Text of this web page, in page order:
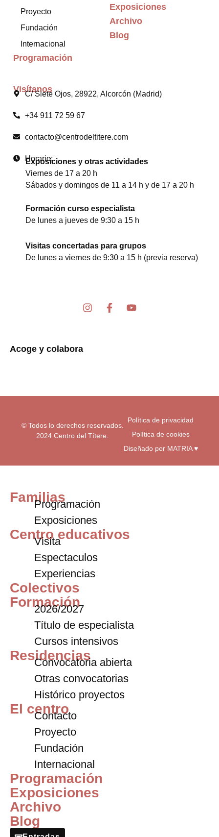
Visítanos
C/ Siete Ojos, 28922, Alcorcón (Madrid)
+34 911 72 59 67
contacto@centrodeltitere.com
Horario:
Exposiciones y otras actividades
Viernes de 17 a 20 h
Sábados y domingos de 11 a 14 h y de 17 a 20 h
Formación curso especialista
De lunes a jueves de 9:30 a 15 h
Visitas concertadas para grupos
De lunes a viernes de 9:30 a 15 h (previa reserva)
I
F
f
Y
Proyecto
Fundación
Internacional
Programación
Exposiciones
Archivo
Blog
Acoge y colabora
© Todos lo derechos reservados.
2024 Centro del Títere.
Política de privacidad
Política de cookies
Diseñado por MATRIA ♥
Familias
Programación
Exposiciones
Centro educativos
Visita
Espectaculos
Experiencias
Colectivos
Formación
2026/2027
Título de especialista
Cursos intensivos
Residencias
Convocatoria abierta
Otras convocatorias
Histórico proyectos
El centro
Contacto
Proyecto
Fundación
Internacional
Programación
Exposiciones
Archivo
Blog